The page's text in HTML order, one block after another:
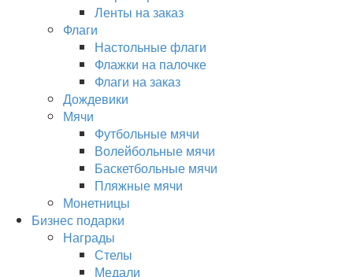
Ленты на заказ
Флаги
Настольные флаги
Флажки на палочке
Флаги на заказ
Дождевики
Мячи
Футбольные мячи
Волейбольные мячи
Баскетбольные мячи
Пляжные мячи
Монетницы
Бизнес подарки
Награды
Стелы
Медали